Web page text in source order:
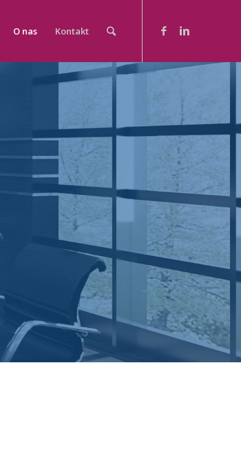
O nas Kontakt